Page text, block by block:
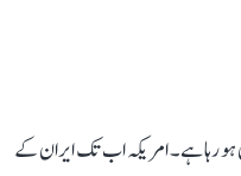
ہو رہا ہے۔ امریکہ اب تک ایران کے